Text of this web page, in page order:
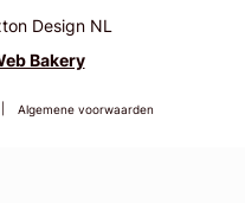
Design NL
Bakery
Algemene voorwaarden